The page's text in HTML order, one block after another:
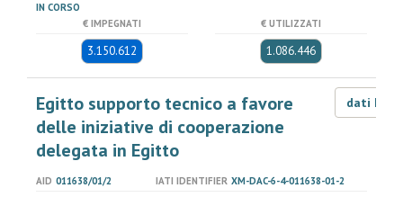
IN CORSO
€ IMPEGNATI
3.150.612
€ UTILIZZATI
1.086.446
Egitto supporto tecnico a favore
delle iniziative di cooperazione
delegata in Egitto
dati LOD
AID 011638/01/2 IATI IDENTIFIER XM-DAC-6-4-011638-01-2